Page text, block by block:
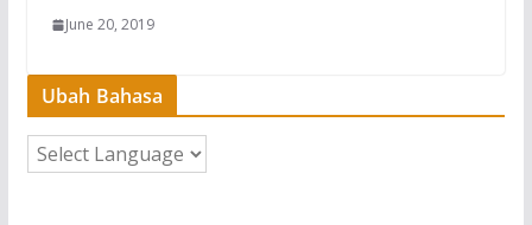
June 20, 2019
Ubah Bahasa